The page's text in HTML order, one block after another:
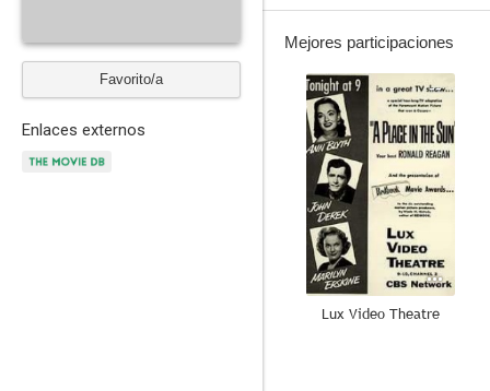
Favorito/a
Enlaces externos
Mejores participaciones
--
Lux Video Theatre